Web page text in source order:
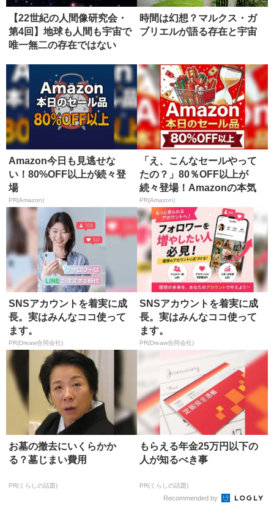
【22世紀の人間像研究会・
第4回】地球も人間も宇宙で
唯一無二の存在ではない
時間は幻想？マルクス・ガ
ブリエルが語る存在と宇宙
Amazon今日も見逃せな
い！80%OFF以上が続々登
場
PR(Amazon)
「え、こんなセールやって
たの？」80％OFF以上が
続々登場！Amazonの本気
が...
PR(Amazon)
SNSアカウントを着実に成
長。実はみんなココ使って
ます。
PR(Dreaw合同会社)
SNSアカウントを着実に成
長。実はみんなココ使って
ます。
PR(Dreaw合同会社)
お墓の撤去にいくらかか
る？墓じまい費用
PR(くらしの話題)
もらえる年金25万円以下の
人が知るべき事
PR(くらしの話題)
Recommended by